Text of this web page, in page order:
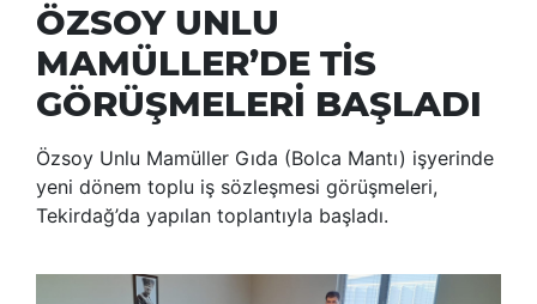
ÖZSOY UNLU
MAMÜLLER’DE TİS
GÖRÜŞMELERİ BAŞLADI
Özsoy Unlu Mamüller Gıda (Bolca Mantı) işyerinde
yeni dönem toplu iş sözleşmesi görüşmeleri,
Tekirdağ’da yapılan toplantıyla başladı.